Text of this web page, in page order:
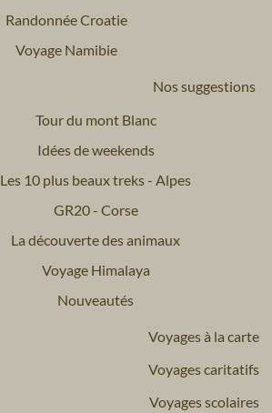
Randonnée Croatie
Voyage Namibie
Nos suggestions
Tour du mont Blanc
Idées de weekends
Les 10 plus beaux treks - Alpes
GR20 - Corse
La découverte des animaux
Voyage Himalaya
Nouveautés
Voyages à la carte
Voyages caritatifs
Voyages scolaires